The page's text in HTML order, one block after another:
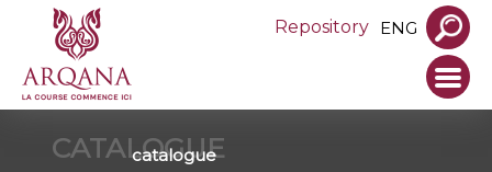
Repository ENG
CATALOGUE
catalogue